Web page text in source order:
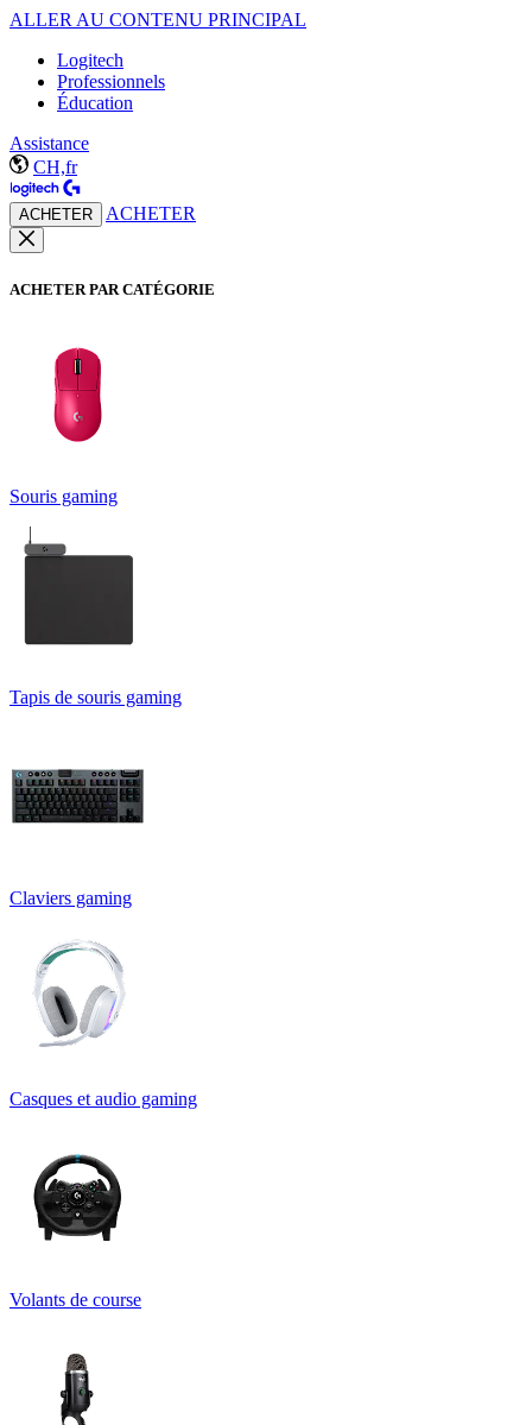
ALLER AU CONTENU PRINCIPAL
Logitech
Professionnels
Éducation
Assistance
CH,fr
ACHETER ACHETER
ACHETER PAR CATÉGORIE
Souris gaming
Tapis de souris gaming
Claviers gaming
Casques et audio gaming
Volants de course